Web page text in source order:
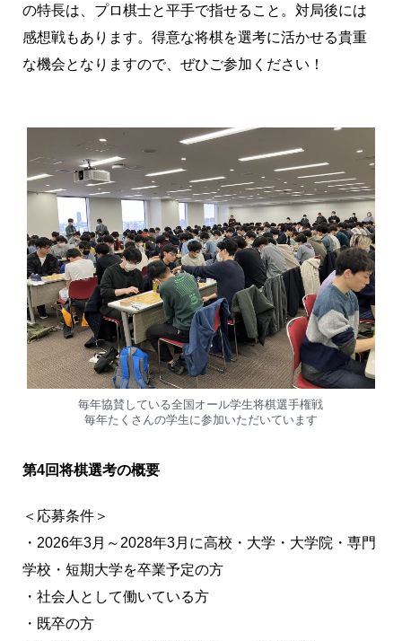
の特長は、プロ棋士と平手で指せること。対局後には
感想戦もあります。得意な将棋を選考に活かせる貴重
な機会となりますので、ぜひご参加ください！
毎年協賛している全国オール学生将棋選手権戦
毎年たくさんの学生に参加いただいています
第4回将棋選考の概要
＜応募条件＞
・2026年3月～2028年3月に高校・大学・大学院・専門
学校・短期大学を卒業予定の方
・社会人として働いている方
・既卒の方